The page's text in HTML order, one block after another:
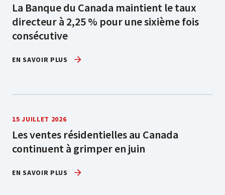
La Banque du Canada maintient le taux
directeur à 2,25 % pour une sixième fois
consécutive
EN SAVOIR PLUS
15 JUILLET 2026
Les ventes résidentielles au Canada
continuent à grimper en juin
EN SAVOIR PLUS